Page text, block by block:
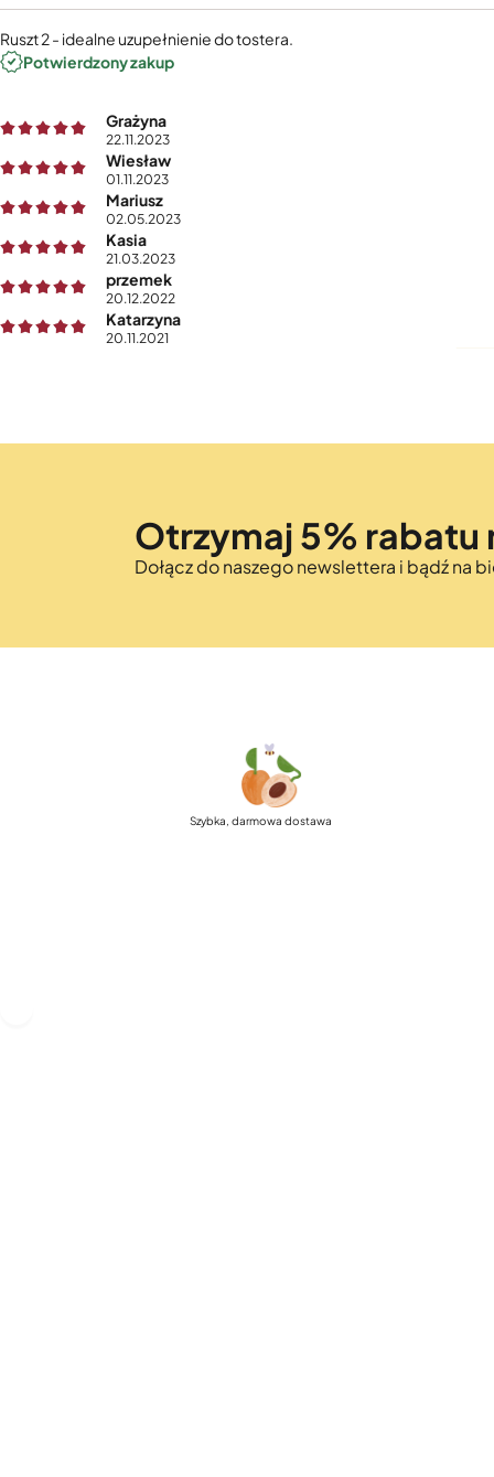
Ruszt 2 - idealne uzupełnienie do tostera.
Potwierdzony zakup
Grażyna
22.11.2023
Wiesław
01.11.2023
Mariusz
02.05.2023
Kasia
21.03.2023
przemek
20.12.2022
Katarzyna
20.11.2021
Otrzymaj 5% rabatu
Dołącz do naszego newslettera i bądź na
Szybka, darmowa dostawa